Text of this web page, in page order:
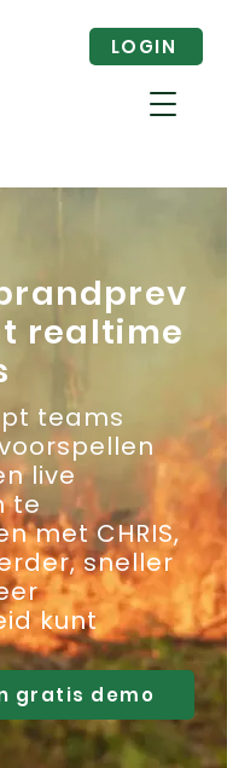
LOGIN
realtime
teams
live
te
met CHRIS,
sneller
kunt
gratis demo